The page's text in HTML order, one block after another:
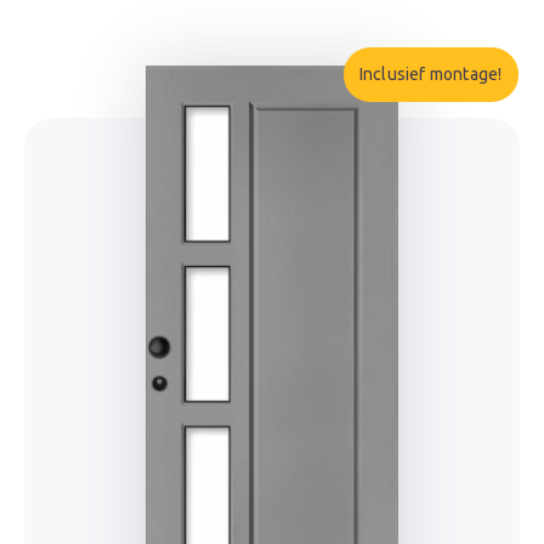
Inclusief montage!